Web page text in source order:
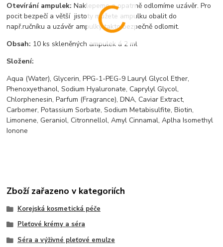
Otevírání ampulek: Naklepeme a opatrně odlomíme uzávěr. Pro
pocit bezpečí a větší jistoty můžete ampulku obalit do
např.ručníku a uzávěr ampulky takto bezpečně odlomit.
Obsah: 10 ks skleněných ampulek á 2 ml
Složení:
Aqua (Water), Glycerin, PPG-1-PEG-9 Lauryl Glycol Ether,
Phenoxyethanol, Sodium Hyaluronate, Caprylyl Glycol,
Chlorphenesin, Parfum (Fragrance), DNA, Caviar Extract,
Carbomer, Potassium Sorbate, Sodium Metabisulfite, Biotin,
Limonene, Geraniol, Citronnellol, Amyl Cinnamal, Aplha Isomethyl
Ionone
Zboží zařazeno v kategoriích
Korejská kosmetická péče
Pleťové krémy a séra
Séra a výživné pleťové emulze